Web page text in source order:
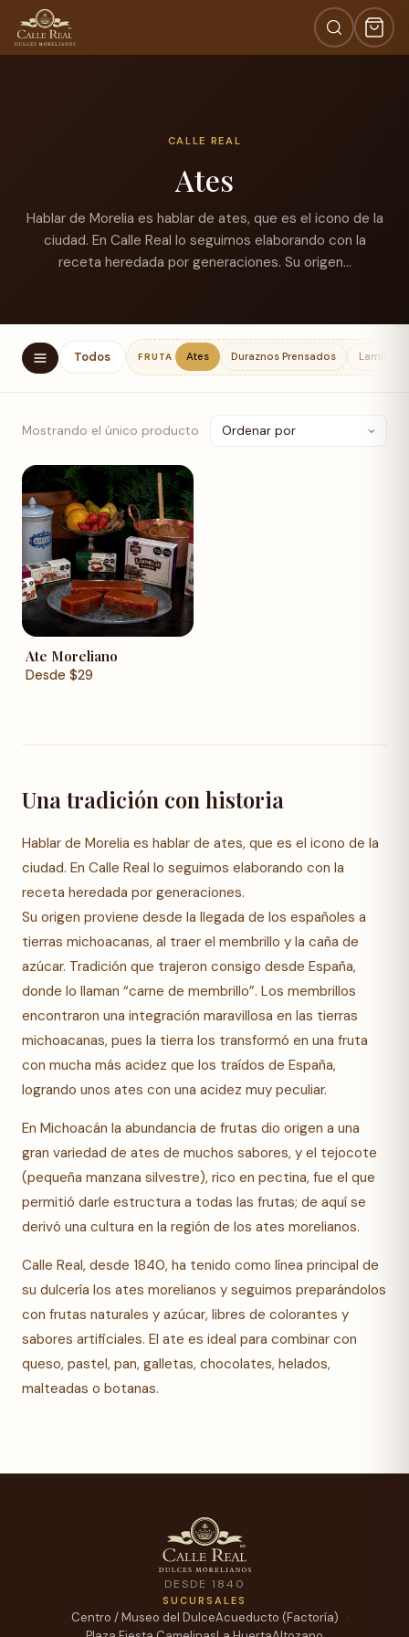
CALLE REAL
Ates
Hablar de Morelia es hablar de ates, que es el icono de la
ciudad. En Calle Real lo seguimos elaborando con la
receta heredada por generaciones. Su origen…
Todos FRUTA Ates Duraznos Prensados Laminillas
Mostrando el único producto
Ate Moreliano
Desde $29
Una tradición con historia
Hablar de Morelia es hablar de ates, que es el icono de la
ciudad. En Calle Real lo seguimos elaborando con la
receta heredada por generaciones.
Su origen proviene desde la llegada de los españoles a
tierras michoacanas, al traer el membrillo y la caña de
azúcar. Tradición que trajeron consigo desde España,
donde lo llaman “carne de membrillo”. Los membrillos
encontraron una integración maravillosa en las tierras
michoacanas, pues la tierra los transformó en una fruta
con mucha más acidez que los traídos de España,
logrando unos ates con una acidez muy peculiar.
En Michoacán la abundancia de frutas dio origen a una
gran variedad de ates de muchos sabores, y el tejocote
(pequeña manzana silvestre), rico en pectina, fue el que
permitió darle estructura a todas las frutas; de aquí se
derivó una cultura en la región de los ates morelianos.
Calle Real, desde 1840, ha tenido como línea principal de
su dulcería los ates morelianos y seguimos preparándolos
con frutas naturales y azúcar, libres de colorantes y
sabores artificiales. El ate es ideal para combinar con
queso, pastel, pan, galletas, chocolates, helados,
malteadas o botanas.
DESDE 1840
SUCURSALES
Centro / Museo del DulceAcueducto (Factoría)